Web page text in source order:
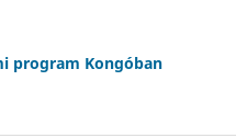
program Kongóban